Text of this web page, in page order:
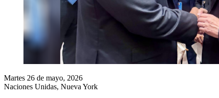
Martes 26 de mayo, 2026
Naciones Unidas, Nueva York